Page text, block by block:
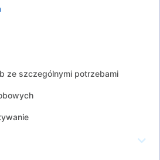
ze szczególnymi potrzebami